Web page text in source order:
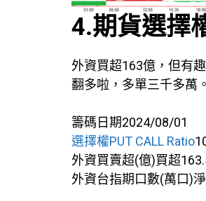
4.期貨選擇
外資買超163億，但有
翻多啦，多單三千多萬。
籌碼日期2024/08/01
選擇權PUT CALL Ratio
外資買賣超(億)買超
外資台指期口數(萬口)